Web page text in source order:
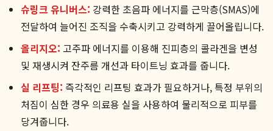
슈링크 유니버스: 강력한 초음파 에너지를 근막층(SMAS)에
전달하여 늘어진 조직을 수축시키고 강력하게 끌어올립니다.
올리지오: 고주파 에너지를 이용해 진피층의 콜라겐을 변성
및 재생시켜 잔주름 개선과 타이트닝 효과를 줍니다.
실 리프팅: 즉각적인 리프팅 효과가 필요하거나, 특정 부위의
처짐이 심한 경우 의료용 실을 사용하여 물리적으로 피부를
당겨줍니다.